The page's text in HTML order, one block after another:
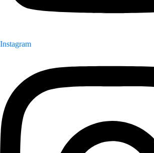
Instagram